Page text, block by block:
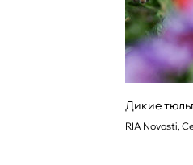
Дикие
RIA Novosti,